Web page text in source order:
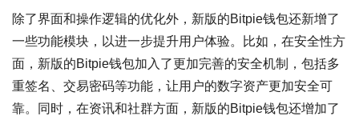
除了界面和操作逻辑的优化外，新版的Bitpie钱包还新增了
一些功能模块，以进一步提升用户体验。比如，在安全性方
面，新版的Bitpie钱包加入了更加完善的安全机制，包括多
重签名、交易密码等功能，让用户的数字资产更加安全可
靠。同时，在资讯和社群方面，新版的Bitpie钱包还增加了